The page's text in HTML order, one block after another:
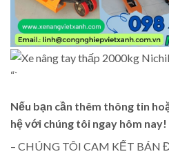
“`
Nếu bạn cần thêm thông tin
hệ với chúng tôi ngay hôm nay!
– CHÚNG TÔI CAM KẾT BÁN